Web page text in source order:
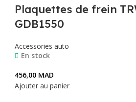
Plaquettes de frein
GDB1550
Accessories auto
En stock
456,00 MAD
Ajouter au panier